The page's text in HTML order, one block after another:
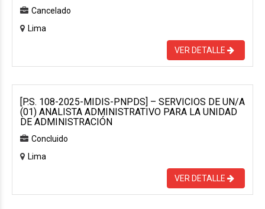
Cancelado
Lima
VER DETALLE
[P.S. 108-2025-MIDIS-PNPDS] – SERVICIOS DE UN/A
(01) ANALISTA ADMINISTRATIVO PARA LA UNIDAD
DE ADMINISTRACIÓN
Concluido
Lima
VER DETALLE